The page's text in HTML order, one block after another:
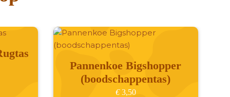
Pannenkoe Bigshopper
(boodschappentas)
€3,50